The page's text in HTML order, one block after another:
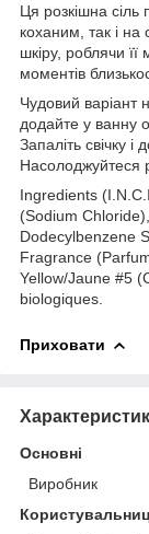
Ця розкішна
коханим, так і
шкіру, роблячи
моментів
Чудовий варіант
додайте у ванну
Запаліть свічку і
Ingredients
(Sodium
Dodecylbenzene
Fragrance
Yellow/Jaune #5
biologiques.
Приховати
Основні
Виробник